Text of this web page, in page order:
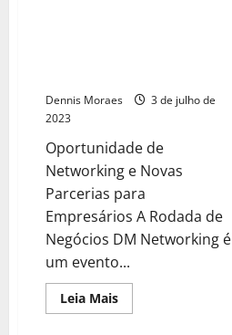
Dennis Moraes
3 de julho de
2023
Oportunidade de
Networking e Novas
Parcerias para
Empresários A Rodada de
Negócios DM Networking é
um evento...
Leia Mais